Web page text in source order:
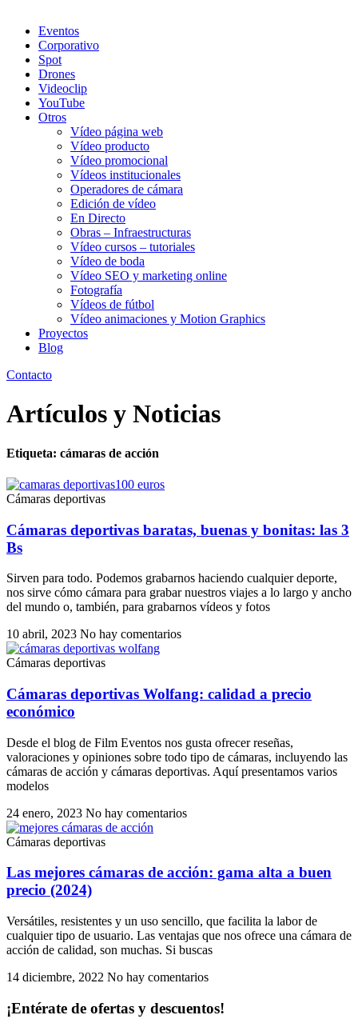
Eventos
Corporativo
Spot
Drones
Videoclip
YouTube
Otros
Vídeo página web
Vídeo producto
Vídeo promocional
Vídeos institucionales
Operadores de cámara
Edición de vídeo
En Directo
Obras – Infraestructuras
Vídeo cursos – tutoriales
Vídeo de boda
Vídeo SEO y marketing online
Fotografía
Vídeos de fútbol
Vídeo animaciones y Motion Graphics
Proyectos
Blog
Contacto
Artículos y Noticias
Etiqueta: cámaras de acción
Cámaras deportivas
Cámaras deportivas baratas, buenas y bonitas: las 3
Bs
Sirven para todo. Podemos grabarnos haciendo cualquier deporte,
nos sirve cómo cámara para grabar nuestros viajes a lo largo y ancho
del mundo o, también, para grabarnos vídeos y fotos
10 abril, 2023 No hay comentarios
Cámaras deportivas
Cámaras deportivas Wolfang: calidad a precio
económico
Desde el blog de Film Eventos nos gusta ofrecer reseñas,
valoraciones y opiniones sobre todo tipo de cámaras, incluyendo las
cámaras de acción y cámaras deportivas. Aquí presentamos varios
modelos
24 enero, 2023 No hay comentarios
Cámaras deportivas
Las mejores cámaras de acción: gama alta a buen
precio (2024)
Versátiles, resistentes y un uso sencillo, que facilita la labor de
cualquier tipo de usuario. Las ventajas que nos ofrece una cámara de
acción de calidad, son muchas. Si buscas
14 diciembre, 2022 No hay comentarios
¡Entérate de ofertas y descuentos!